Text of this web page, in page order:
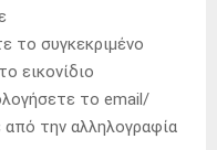
το συγκεκριμένο
εικονίδιο
το email/
την αλληλογραφία